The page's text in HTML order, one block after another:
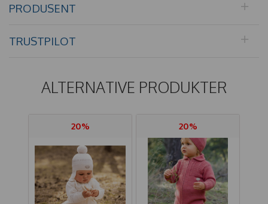
PRODUSENT
TRUSTPILOT
ALTERNATIVE PRODUKTER
20% 20%